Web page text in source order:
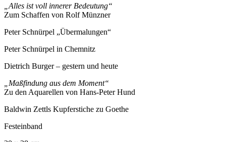
„Alles ist voll innerer Bedeutung“
Zum Schaffen von Rolf Münzner
Peter Schnürpel „Übermalungen“
Peter Schnürpel in Chemnitz
Dietrich Burger – gestern und heute
„Maßfindung aus dem Moment“
Zu den Aquarellen von Hans-Peter Hund
Baldwin Zettls Kupferstiche zu Goethe
Festeinband